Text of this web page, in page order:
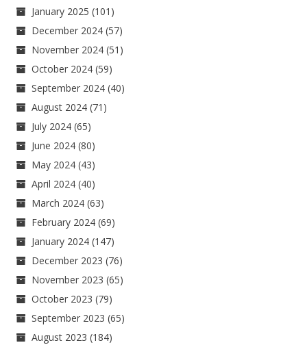
January 2025 (101)
December 2024 (57)
November 2024 (51)
October 2024 (59)
September 2024 (40)
August 2024 (71)
July 2024 (65)
June 2024 (80)
May 2024 (43)
April 2024 (40)
March 2024 (63)
February 2024 (69)
January 2024 (147)
December 2023 (76)
November 2023 (65)
October 2023 (79)
September 2023 (65)
August 2023 (184)